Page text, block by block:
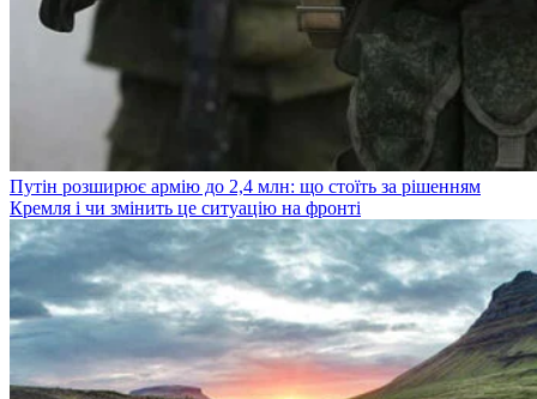
Путін розширює армію до 2,4 млн: що стоїть за рішенням
Кремля і чи змінить це ситуацію на фронті